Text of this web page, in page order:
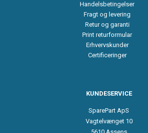
Handelsbetingelser
Fragt og levering
Retur og garanti
Print returformular
Erhvervskunder
Certificeringer
KUNDESERVICE
SparePart ApS
Vagtelvænget 10